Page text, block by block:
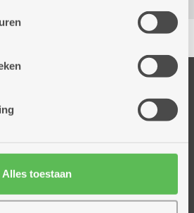
gebruik van onze
gegevens combineren met andere
Alles toestaan